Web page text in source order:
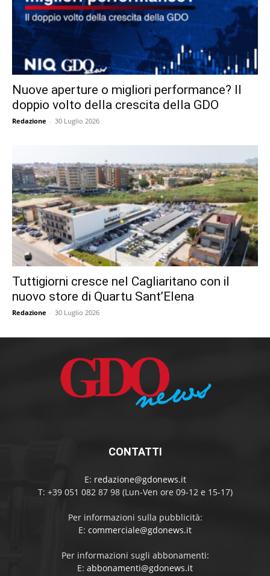
Nuove aperture o migliori performance? Il
doppio volto della crescita della GDO
Redazione - 30 Luglio 2026
Tuttigiorni cresce nel Cagliaritano con il
nuovo store di Quartu Sant’Elena
Redazione - 30 Luglio 2026
CONTATTI
E: redazione@gdonews.it
T: +39 051 082 87 98 (Lun-Ven ore 09-12 e 15-17)
Per informazioni sulla pubblicità:
E: commerciale@gdonews.it
Per informazioni sugli abbonamenti:
E: abbonamenti@gdonews.it